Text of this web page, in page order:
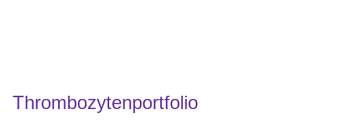
Thrombozytenportfolio